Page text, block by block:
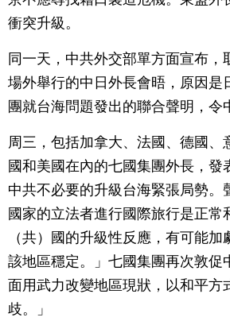
衝突升級。
同一天，中共外交部單方面宣布，
場外舉行的中日外長會晤，原因是
團就台海問題發出的聯合聲明，令
周三，包括加拿大、法國、德國、
國和美國在內的七國集團外長，發
中共不必要的升級台海緊張局勢。
國家的立法者進行國際旅行是正常
（共）國的升級性反應，有可能
該地區穩定。」七國集團再次敦促
面用武力改變地區現狀，以和平方
歧。」